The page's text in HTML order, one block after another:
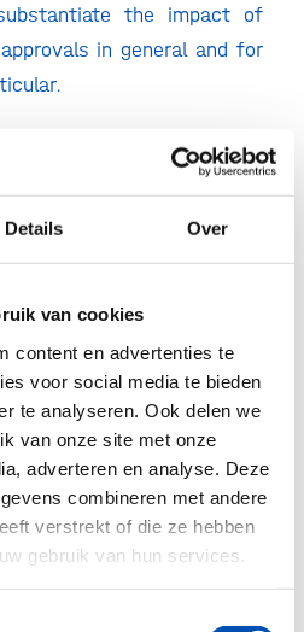
Details Over
van cookies
content en advertenties te
voor social media te bieden
te analyseren. Ook delen we
van onze site met onze
adverteren en analyse. Deze
combineren met andere
verstrekt of die ze hebben
gebruik van hun services.
the impact of
in general and for